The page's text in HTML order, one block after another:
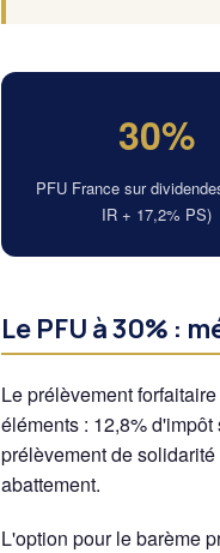
30%
PFU France sur
IR + 17,2% PS)
Le PFU à 30% :
Le prélèvement
éléments : 12,8%
prélèvement de
abattement.
L'option pour le barème